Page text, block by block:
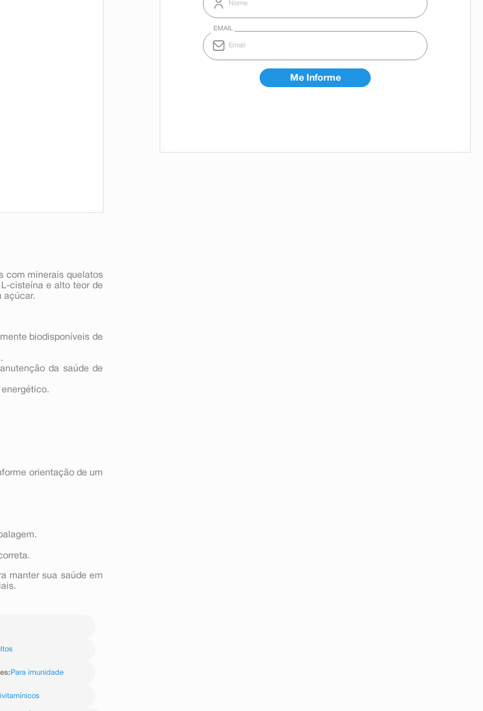
com minerais quelatos
cisteína e alto teor de
açúcar.
biodisponíveis de
da saúde de
orientação de um
manter sua saúde em
: Para imunidade